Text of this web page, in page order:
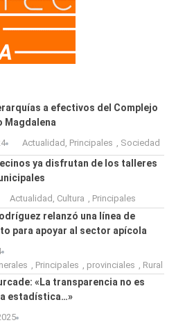
a efectivos del Complejo
Magdalena
Actualidad , Principales , Sociedad
ya disfrutan de los talleres
Actualidad , Cultura , Principales
relanzó una línea de
para apoyar al sector apícola
, Principales , provinciales , Rural
«La transparencia no es
estadística…»